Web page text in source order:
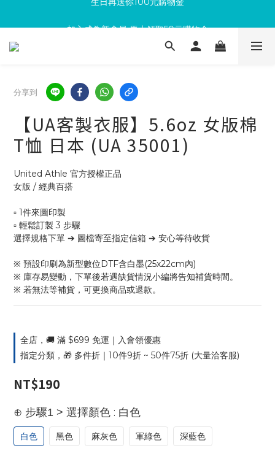
滿300回饋10%購物金
分享到
【UA客製衣服】5.6oz 女版棉
T恤 日本 (UA 35001)
United Athle 官方授權正品
女版 / 經典百搭
▫ 1件來圖印製
▫ 輕鬆訂製 3 步驟
選擇規格下單 ➔ 圖檔寄至指定信箱 ➔ 安心等待收貨
※ 預設印刷為新型數位DTF含白墨(25x22cm內)
※ 庫存易變動，下單後若遇缺貨情況小編將告知補貨時間。
※ 若無法等補貨，可更換商品或退款。
全店，🚚 滿 $699 免運｜入會領優惠
指定分類，🎁 多件折｜10件9折 ~ 50件75折 (大量洽客服)
NT$190
⊕ 步驟1 > 選擇顏色 : 白色
白色 黑色 麻灰色 軍綠色 深藍色